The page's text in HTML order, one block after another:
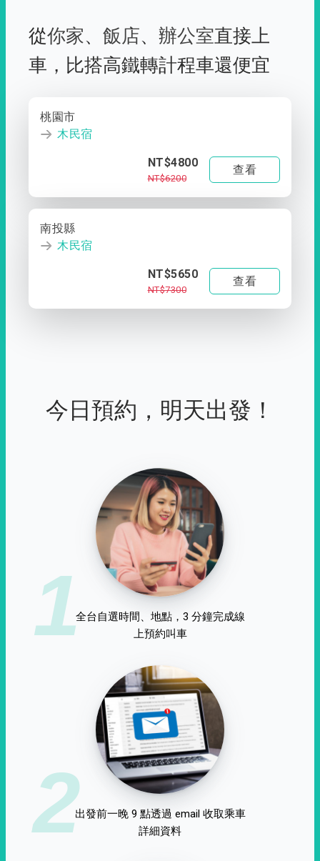
從你家、 飯店、 辦公室直接上
車， 比搭高鐵轉計程車還便宜
桃園市
木民宿
NT$4800
NT$6200
查看
南投縣
木民宿
NT$5650
NT$7300
查看
今日預約，明天出發！
1全台自選時間、地點，3 分鐘完成線
上預約叫車
2出發前一晚 9 點透過 email 收取乘車
詳細資料